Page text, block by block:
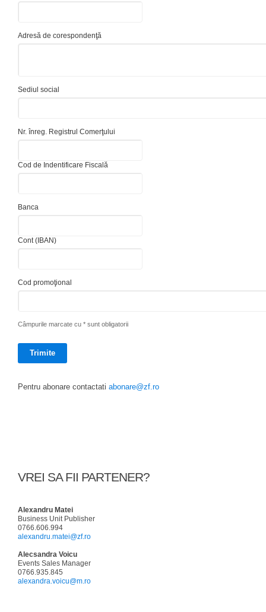
Adresă de corespondenţă
Sediul social
Nr. înreg. Registrul Comerţului
Cod de Indentificare Fiscală
Banca
Cont (IBAN)
Cod promoţional
Câmpurile marcate cu * sunt obligatorii
Pentru abonare contactati abonare@zf.ro
VREI SA FII PARTENER?
Alexandru Matei
Business Unit Publisher
0766.606.994
alexandru.matei@zf.ro
Alecsandra Voicu
Events Sales Manager
0766.935.845
alexandra.voicu@m.ro